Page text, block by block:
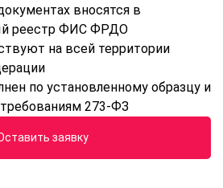
вносятся в
реестр ФИС ФРДО
на всей территории
по установленному образцу и
273-ФЗ
Оставить заявку